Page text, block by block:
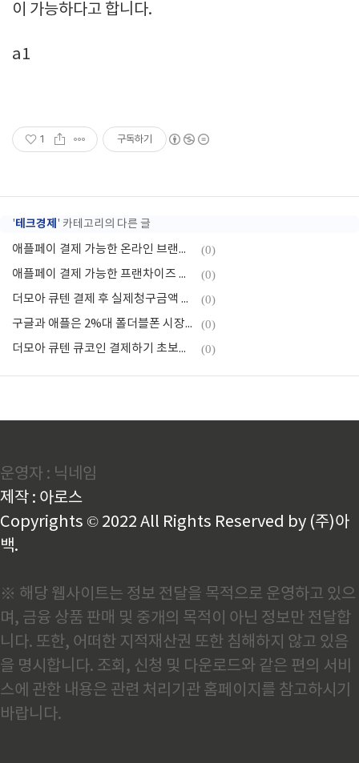
이 가능하다고 합니다.
a1
1 구독하기
'테크경제 ' 카테고리의 다른 글
애플페이 결제 가능한 온라인 브랜드 매장, 결제방법 팁 (0)
애플페이 결제 가능한 프랜차이즈 햄버거 디저트 호텔 등 (0)
더모아 큐텐 결제 후 실제청구금액 미리 확인하는 방법 (0)
구글과 애플은 2%대 폴더블폰 시장에 왜 진입하는 걸까? (0)
더모아 큐텐 큐코인 결제하기 초보자편 (0)
운영자 : 닉네임
제작 : 아로스
Copyrights © 2022 All Rights Reserved by (주)아
백.
※ 해당 웹사이트는 정보 전달을 목적으로 운영하고 있으
며, 금융 상품 판매 및 중개의 목적이 아닌 정보만 전달합
니다. 또한, 어떠한 지적재산권 또한 침해하지 않고 있음
을 명시합니다. 조회, 신청 및 다운로드와 같은 편의 서비
스에 관한 내용은 관련 처리기관 홈페이지를 참고하시기
바랍니다.